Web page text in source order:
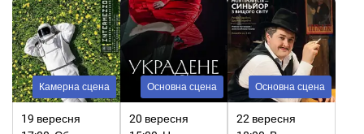
Камерна сцена
19 вересня
Основна сцена
20 вересня
Основна сцена
22 вересня